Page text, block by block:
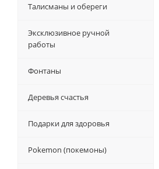
Талисманы и обереги
Эксклюзивное ручной
работы
Фонтаны
Деревья счастья
Подарки для здоровья
Pokemon (покемоны)